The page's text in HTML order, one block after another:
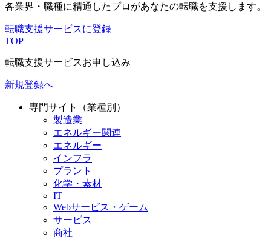
各業界・職種に精通したプロがあなたの転職を支援します。
転職支援サービスに登録
TOP
転職支援サービスお申し込み
新規登録へ
専門サイト（業種別）
製造業
エネルギー関連
エネルギー
インフラ
プラント
化学・素材
IT
Webサービス・ゲーム
サービス
商社